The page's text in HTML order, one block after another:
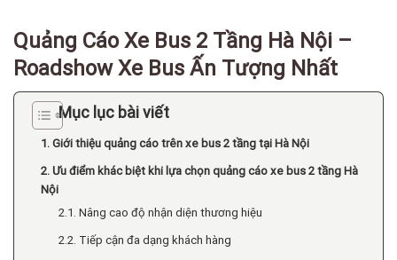
Quảng Cáo Xe Bus 2 Tầng Hà Nội –
Roadshow Xe Bus Ấn Tượng Nhất
Mục lục bài viết
1. Giới thiệu quảng cáo trên xe bus 2 tầng tại Hà Nội
2. Ưu điểm khác biệt khi lựa chọn quảng cáo xe bus 2 tầng Hà
Nội
2.1. Nâng cao độ nhận diện thương hiệu
2.2. Tiếp cận đa dạng khách hàng